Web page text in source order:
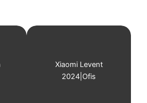
Xiaomi Levent
2024 Ofis